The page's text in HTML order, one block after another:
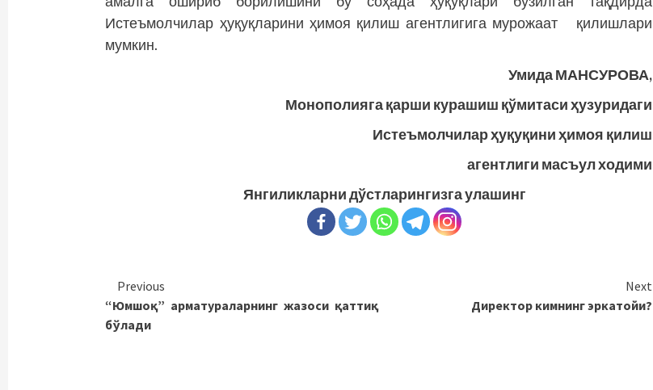
Истеъмолчилар ҳуқуқларини ҳимоя қилиш агентлигига мурожаат қилишлари
мумкин.
Умида МАНСУРОВА,
Монополияга қарши курашиш қўмитаси ҳузуридаги
Истеъмолчилар ҳуқуқини ҳимоя қилиш
агентлиги масъул ходими
Янгиликларни дўстларингизга улашинг
Continue
Reading
Previous
“Юмшоқ” арматураларнинг жазоси қаттиқ
бўлади
Next
Директор кимнинг эркатойи?